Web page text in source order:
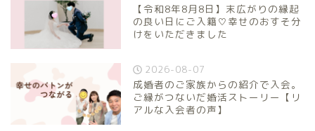
【令和8年8月8日】末広がりの縁起
の良い日にご入籍♡幸せのおすそ分
けをいただきました
2026-08-07
成婚者のご家族からの紹介で入会。
ご縁がつないだ婚活ストーリー【リ
アルな入会者の声】